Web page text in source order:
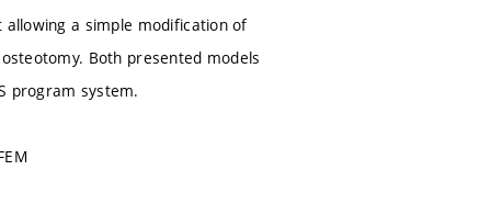
a simple modification of
Both presented models
program system.